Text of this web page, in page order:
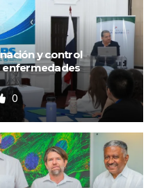
y control
0